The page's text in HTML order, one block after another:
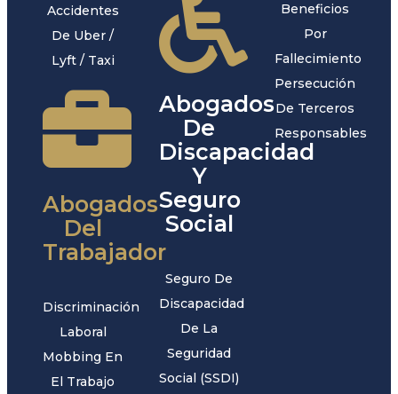
Accidentes
De Uber /
Lyft / Taxi
Abogados
Del
Trabajador
Discriminación
Laboral
Mobbing En
El Trabajo
Abogados
De
Discapacidad
Y
Seguro
Social
Seguro De
Discapacidad
De La
Seguridad
Social (SSDI)
Beneficios
Por
Fallecimiento
Persecución
De Terceros
Responsables